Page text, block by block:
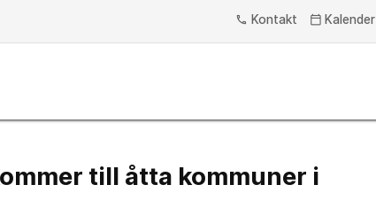
phone Kontakt calendar_today Kalender
till åtta kommuner i